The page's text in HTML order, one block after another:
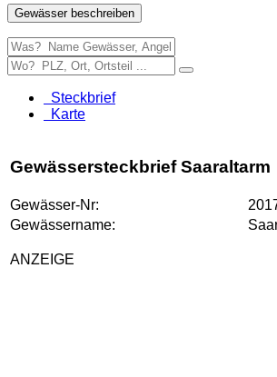
Gewässer beschreiben
Steckbrief
Karte
Gewässersteckbrief Saaraltarm
Gewässer-Nr:
Gewässername:
ANZEIGE